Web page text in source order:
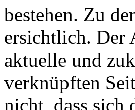
bestehen. Zu
ersichtlich. Der
aktuelle und
verknüpften
nicht, dass sich